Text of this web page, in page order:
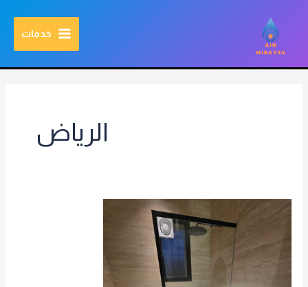
MAIN
MENU
خدمات
الرياض
ترميم
بالرياض
مؤسسة عين مريسه للمقاولات العامة بالرياض
اطلب الخدمة الان